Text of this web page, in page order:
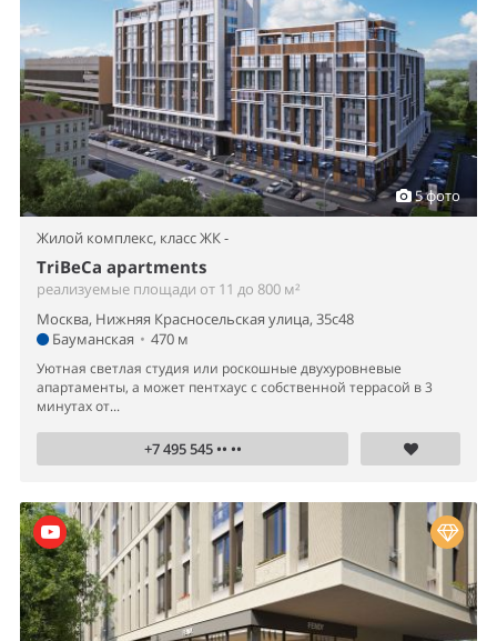
5 фото
Жилой комплекс, класс ЖК -
TriBeCa apartments
реализуемые площади от 11 до 800 м²
Москва, Нижняя Красносельская улица, 35с48
Бауманская • 470 м
Уютная светлая студия или роскошные двухуровневые
апартаменты, а может пентхаус с собственной террасой в 3
минутах от...
+7 495 545 •• ••